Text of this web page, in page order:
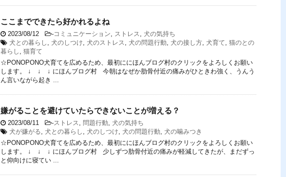
ここまでできたら好かれるよね
2023/08/12 -コミュニケーション, ストレス , 犬の気持ち
犬との暮らし , 犬のしつけ, 犬のストレス , 犬の問題行動, 犬の接し方, 犬育て, 猫のとの
暮らし , 猫育て
☆PONOPONO犬育てを広めるため、最初ににほんブログ村のクリックをよろしくお願い
します。 ↓ ↓ ↓ にほんブログ村 今朝はなぜか肋骨付近の痛みがひときわ強く、うんう
ん言いながら起き ...
嫌がることを避けていたらできないことが増える？
2023/08/11 -ストレス , 問題行動, 犬の気持ち
犬が嫌がる, 犬との暮らし , 犬のしつけ, 犬の問題行動, 犬の噛みつき
☆PONOPONO犬育てを広めるため、最初ににほんブログ村のクリックをよろしくお願い
します。 ↓ ↓ ↓ にほんブログ村 少しずつ肋骨付近の痛みが軽減してきたが、まだずっ
と仰向けに寝てい ...